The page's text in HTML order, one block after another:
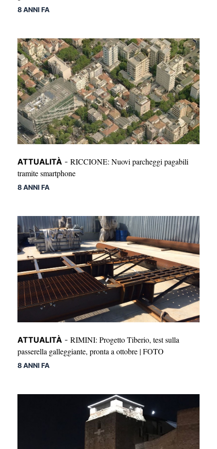
8 ANNI FA
ATTUALITÀ - RICCIONE: Nuovi parcheggi pagabili
tramite smartphone
8 ANNI FA
ATTUALITÀ - RIMINI: Progetto Tiberio, test sulla
passerella galleggiante, pronta a ottobre | FOTO
8 ANNI FA